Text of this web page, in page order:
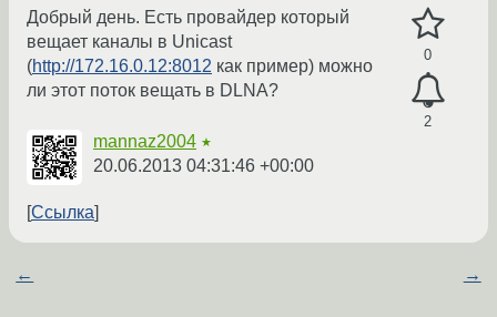
0
2
Добрый день. Есть провайдер который
вещает каналы в Unicast
(http://172.16.0.12:8012 как пример) можно
ли этот поток вещать в DLNA?
mannaz2004 ★
20.06.2013 04:31:46 +00:00
Ссылка
← →